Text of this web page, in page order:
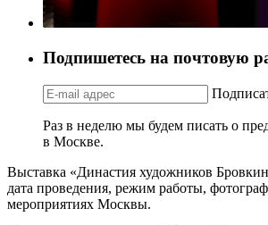
Подпишетесь на почтовую
Раз в неделю мы будем писать о
в Москве.
Выставка «Династия художников
дата проведения, режим работы,
мероприятиях Москвы.